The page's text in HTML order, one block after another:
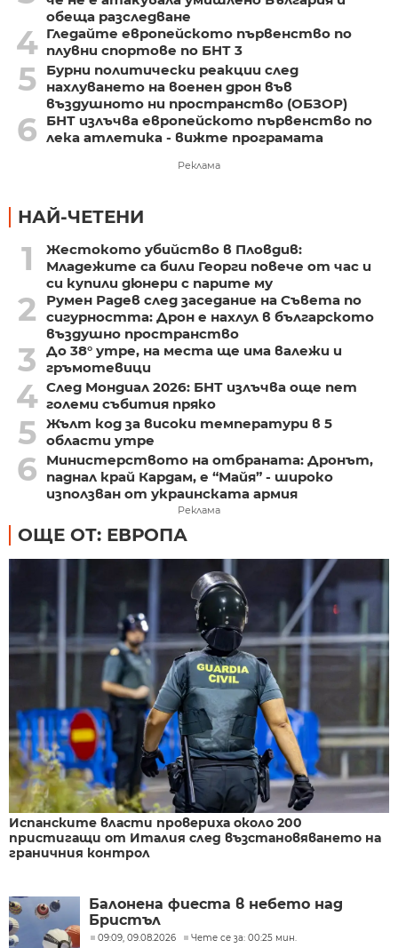
обеща разследване
4 Гледайте европейското първенство по
плувни спортове по БНТ 3
5
Бурни политически реакции след
нахлуването на военен дрон във
въздушното ни пространство (ОБЗОР)
6
БНТ излъчва европейското първенство по
лека атлетика - вижте програмата
Реклама
НАЙ-ЧЕТЕНИ
1
Жестокото убийство в Пловдив:
Младежите са били Георги повече от час и
си купили дюнери с парите му
2
Румен Радев след заседание на Съвета по
сигурността: Дрон е нахлул в българското
въздушно пространство
3
До 38° утре, на места ще има валежи и
гръмотевици
4 След Мондиал 2026: БНТ излъчва още пет
големи събития пряко
5 Жълт код за високи температури в 5
области утре
6
Министерството на отбраната: Дронът,
паднал край Кардам, е “Майя” - широко
използван от украинската армия
Реклама
ОЩЕ ОТ: ЕВРОПА
Испанските власти провериха около 200
пристигащи от Италия след възстановяването на
граничния контрол
Балонена фиеста в небето над
Бристъл
09:09, 09.08.2026 Чете се за: 00:25 мин.